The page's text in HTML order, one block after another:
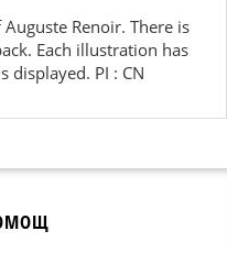
Renoir. There is
Each illustration has
displayed. PI : CN